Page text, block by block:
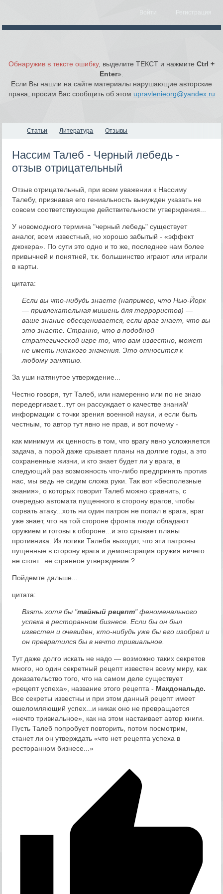
Войти Регистрация
Обнаружив в тексте ошибку, выделите ТЕКСТ и нажмите Ctrl +
Enter».
Если Вы нашли на сайте материалы нарушающие авторские
права, просим Вас сообщить об этом upravlenieorg@yandex.ru
Статьи Литература Отзывы
Нассим Талеб - Черный лебедь -
отзыв отрицательный
Отзыв отрицательный, при всем уважении к Нассиму
Талебу, признавая его гениальность вынужден указать не
совсем соответствующие действительности утверждения...
У новомодного термина "черный лебедь" существует
аналог, всем известный, но хорошо забытый - «эффект
джокера». По сути это одно и то же, последнее нам более
привычней и понятней, т.к. большинство играют или играли
в карты.
цитата:
Если вы что-нибудь знаете (например, что Нью-Йорк
— привлекательная мишень для террористов) —
ваше знание обесценивается, если враг знает, что вы
это знаете. Странно, что в подобной
стратегической игре то, что вам известно, может
не иметь никакого значения. Это относится к
любому занятию.
За уши натянутое утверждение...
Честно говоря, тут Талеб, или намеренно или по не знаю
передергивает...тут он рассуждает о качестве знаний/
информации с точки зрения военной науки, и если быть
честным, то автор тут явно не прав, и вот почему -
как минимум их ценность в том, что врагу явно усложняется
задача, а порой даже срывает планы на долгие годы, а это
сохраненные жизни, и кто знает будет ли у врага, в
следующий раз возможность что-либо предпринять против
нас, мы ведь не сидим сложа руки. Так вот «бесполезные
знания», о которых говорит Талеб можно сравнить, с
очередью автомата пущенного в сторону врагов, чтобы
сорвать атаку...хоть ни один патрон не попал в врага, враг
уже знает, что на той стороне фронта люди обладают
оружием и готовы к обороне...и это срывает планы
противника. Из логики Талеба выходит, что эти патроны
пущенные в сторону врага и демонстрация оружия ничего
не стоят...не странное утверждение ?
Пойдемте дальше...
цитата:
Взять хотя бы "тайный рецепт" феноменального
успеха в ресторанном бизнесе. Если бы он был
известен и очевиден, кто-нибудь уже бы его изобрел и
он превратился бы в нечто тривиальное.
Тут даже долго искать не надо — возможно таких секретов
много, но один секретный рецепт известен всему миру, как
доказательство того, что на самом деле существует
«рецепт успеха», название этого рецепта - Макдональдс.
Все секреты известны и при этом данный рецепт имеет
ошеломляющий успех...и никак оно не превращается
«нечто тривиальное», как на этом настаивает автор книги.
Пусть Талеб попробует повторить, потом посмотрим,
станет ли он утверждать «что нет рецепта успеха в
ресторанном бизнесе...»